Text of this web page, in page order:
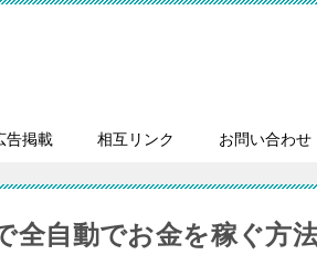
告掲載 相互リンク お問い合わせ
全自動でお金を稼ぐ方